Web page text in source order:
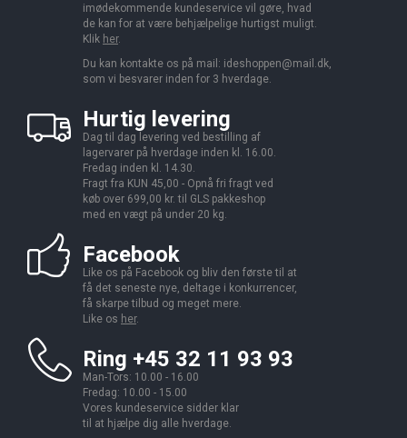
imødekommende kundeservice vil gøre, hvad
de kan for at være behjælpelige hurtigst muligt.
Klik her.
Du kan kontakte os på mail: ideshoppen@mail.dk,
som vi besvarer inden for 3 hverdage.
Hurtig levering
Dag til dag levering ved bestilling af
lagervarer på hverdage inden kl. 16.00.
Fredag inden kl. 14.30.
Fragt fra KUN 45,00 - Opnå fri fragt ved
køb over 699,00 kr. til GLS pakkeshop
med en vægt på under 20 kg.
Facebook
Like os på Facebook og bliv den første til at
få det seneste nye, deltage i konkurrencer,
få skarpe tilbud og meget mere.
Like os her.
Ring +45 32 11 93 93
Man-Tors: 10.00 - 16.00
Fredag: 10.00 - 15.00
Vores kundeservice sidder klar
til at hjælpe dig alle hverdage.